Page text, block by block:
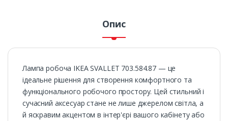
Опис
Лампа робоча IKEA SVALLET 703.584.87 — це
ідеальне рішення для створення комфортного та
функціонального робочого простору. Цей стильний і
сучасний аксесуар стане не лише джерелом світла, а
й яскравим акцентом в інтер'єрі вашого кабінету або